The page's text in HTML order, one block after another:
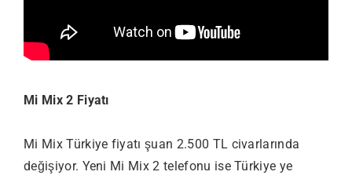
Mi Mix 2 Fiyatı
Mi Mix Türkiye fiyatı şuan 2.500 TL civarlarında
değişiyor. Yeni Mi Mix 2 telefonu ise Türkiye ye